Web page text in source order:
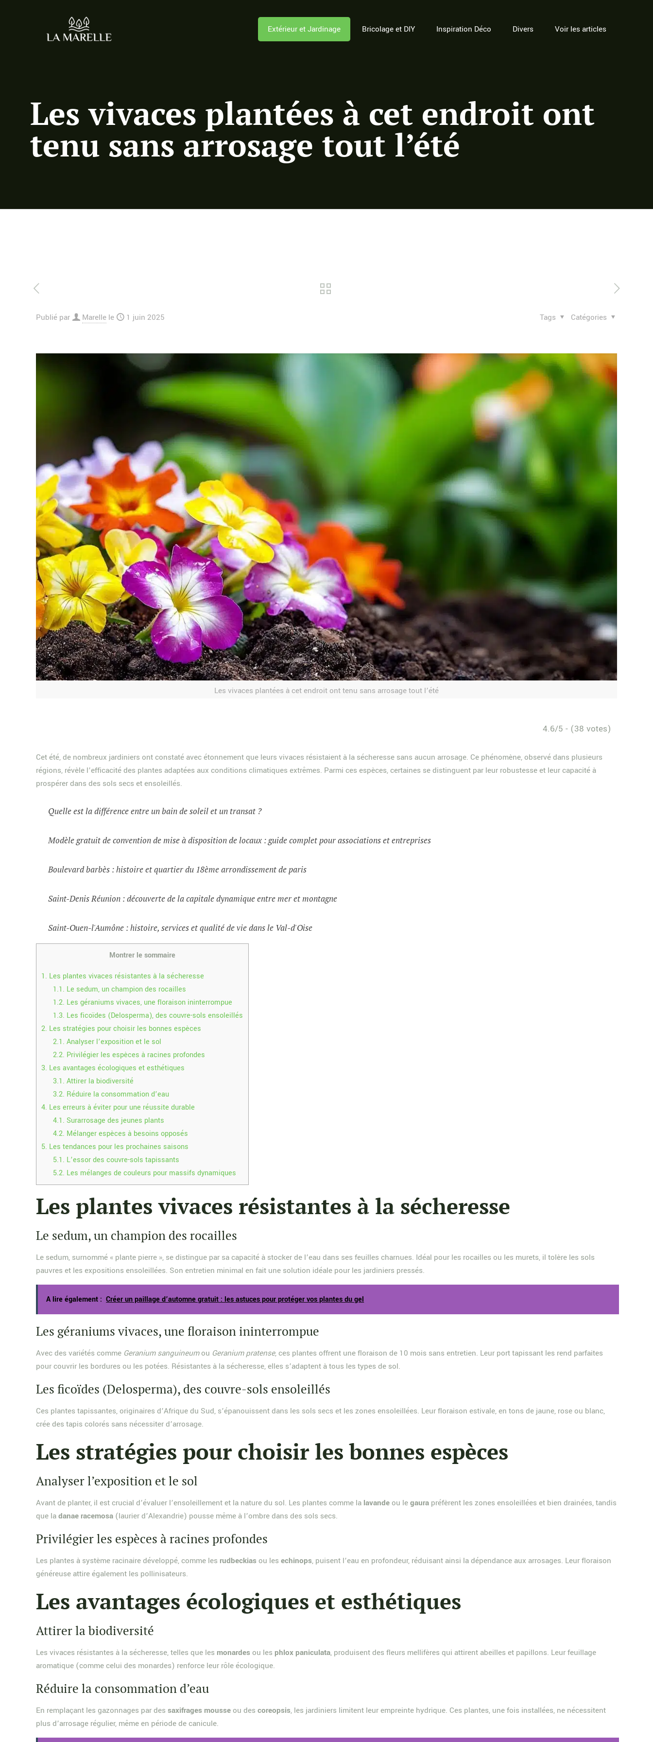
Extérieur et Jardinage Bricolage et DIY Inspiration Déco Divers Voir les articles
Les vivaces plantées à cet endroit ont
tenu sans arrosage tout l’été
Publié par Marelle le 1 juin 2025 Catégories
Tags
Les vivaces plantées à cet endroit ont tenu sans arrosage tout l’été
4.6/5 - (38 votes)
Cet été, de nombreux jardiniers ont constaté avec étonnement que leurs vivaces résistaient à la sécheresse sans aucun arrosage. Ce phénomène, observé dans plusieurs
régions, révèle l’efficacité des plantes adaptées aux conditions climatiques extrêmes. Parmi ces espèces, certaines se distinguent par leur robustesse et leur capacité à
prospérer dans des sols secs et ensoleillés.
Quelle est la différence entre un bain de soleil et un transat ?
Modèle gratuit de convention de mise à disposition de locaux : guide complet pour associations et entreprises
Boulevard barbès : histoire et quartier du 18ème arrondissement de paris
Saint-Denis Réunion : découverte de la capitale dynamique entre mer et montagne
Saint-Ouen-l'Aumône : histoire, services et qualité de vie dans le Val-d'Oise
Montrer le sommaire
1. Les plantes vivaces résistantes à la sécheresse
1.1. Le sedum, un champion des rocailles
1.2. Les géraniums vivaces, une floraison ininterrompue
1.3. Les ficoïdes (Delosperma), des couvre-sols ensoleillés
2. Les stratégies pour choisir les bonnes espèces
2.1. Analyser l’exposition et le sol
2.2. Privilégier les espèces à racines profondes
3. Les avantages écologiques et esthétiques
3.1. Attirer la biodiversité
3.2. Réduire la consommation d’eau
4. Les erreurs à éviter pour une réussite durable
4.1. Surarrosage des jeunes plants
4.2. Mélanger espèces à besoins opposés
5. Les tendances pour les prochaines saisons
5.1. L’essor des couvre-sols tapissants
5.2. Les mélanges de couleurs pour massifs dynamiques
Les plantes vivaces résistantes à la sécheresse
Le sedum, un champion des rocailles
Le sedum, surnommé « plante pierre », se distingue par sa capacité à stocker de l’eau dans ses feuilles charnues. Idéal pour les rocailles ou les murets, il tolère les sols
pauvres et les expositions ensoleillées. Son entretien minimal en fait une solution idéale pour les jardiniers pressés.
A lire également : Créer un paillage d’automne gratuit : les astuces pour protéger vos plantes du gel
Les géraniums vivaces, une floraison ininterrompue
Avec des variétés comme Geranium sanguineumou Geranium pratense, ces plantes offrent une floraison de 10 mois sans entretien. Leur port tapissant les rend parfaites
pour couvrir les bordures ou les potées. Résistantes à la sécheresse, elles s’adaptent à tous les types de sol.
Les ficoïdes (Delosperma), des couvre-sols ensoleillés
Ces plantes tapissantes, originaires d’Afrique du Sud, s’épanouissent dans les sols secs et les zones ensoleillées. Leur floraison estivale, en tons de jaune, rose ou blanc,
crée des tapis colorés sans nécessiter d’arrosage.
Les stratégies pour choisir les bonnes espèces
Analyser l’exposition et le sol
Avant de planter, il est crucial d’évaluer l’ensoleillement et la nature du sol. Les plantes comme la lavande ou legaura préfèrent les zones ensoleillées et bien drainées, tandis
que ladanae racemosa (laurier d’Alexandrie) pousse même à l’ombre dans des sols secs.
Privilégier les espèces à racines profondes
Les plantes à système racinaire développé, comme les rudbeckias ou lesechinops, puisent l’eau en profondeur, réduisant ainsi la dépendance aux arrosages. Leur floraison
généreuse attire également les pollinisateurs.
Les avantages écologiques et esthétiques
Attirer la biodiversité
Les vivaces résistantes à la sécheresse, telles que les monardes ou les phlox paniculata, produisent des fleurs mellifères qui attirent abeilles et papillons. Leur feuillage
aromatique (comme celui des monardes) renforce leur rôle écologique.
Réduire la consommation d’eau
En remplaçant les gazonnages par dessaxifrages mousse ou descoreopsis, les jardiniers limitent leur empreinte hydrique. Ces plantes, une fois installées, ne nécessitent
plus d’arrosage régulier, même en période de canicule.